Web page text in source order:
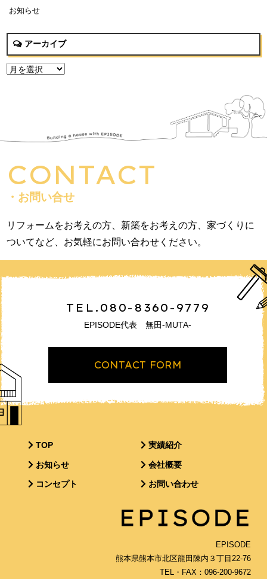
お知らせ
アーカイブ
CONTACT
・お問い合せ
リフォームをお考えの方、新築をお考えの方、家づくりに
ついてなど、お気軽にお問い合わせください。
TEL.080-8360-9779
EPISODE代表 無田-MUTA-
CONTACT FORM
TOP 実績紹介
お知らせ 会社概要
コンセプト お問い合わせ
EPISODE
熊本県熊本市北区龍田陳内３丁目22-76
TEL・FAX：096-200-9672